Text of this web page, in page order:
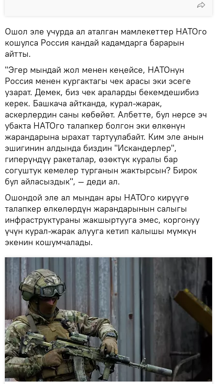
Ошол эле учурда ал аталган мамлекеттер НАТОго
кошулса Россия кандай кадамдарга барарын
айтты.
"Эгер мындай жол менен кеңейсе, НАТОнун
Россия менен кургактагы чек арасы эки эсеге
узарат. Демек, биз чек араларды бекемдешибиз
керек. Башкача айтканда, курал-жарак,
аскерлердин саны көбөйөт. Албетте, бул нерсе эч
убакта НАТОго талапкер болгон эки өлкөнүн
жарандарына ырахат тартуулабайт. Ким эле анын
эшигинин алдында биздин "Искандерлер",
гиперүндүү ракеталар, өзөктүк куралы бар
согуштук кемелер турганын жактырсын? Бирок
бул айласыздык", — деди ал.
Ошондой эле ал мындан ары НАТОго кирүүгө
талапкер өлкөлөрдүн жарандарынын салыгы
инфраструктураны жакшыртууга эмес, коргонуу
үчүн курал-жарак алууга кетип калышы мүмкүн
экенин кошумчалады.